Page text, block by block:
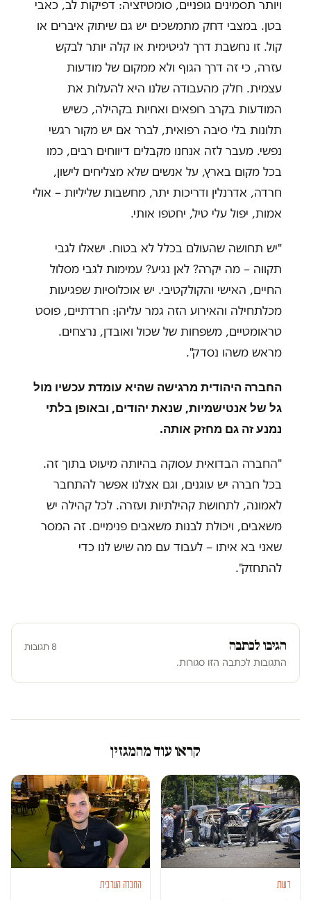
ויותר תסמינים גופניים, סומטיזציה: דפיקות לב, כאבי
בטן. במצבי דחק מתמשכים יש גם שיתוק איברים או
קול. זו נחשבת דרך לגיטימית או קלה יותר לבקש
עזרה, כי זה דרך הגוף ולא ממקום של מודעות
עצמית. חלק מהעבודה שלנו היא להעלות את
המודעות בקרב רופאים ואחיות בקהילה, כשיש
תלונות בלי סיבה רפואית, לברר אם יש מקור רגשי
נפשי. מעבר לזה אנחנו מקבלים דיווחים רבים, כמו
בכל מקום בארץ, על אנשים שלא מצליחים לישון,
חרדה, אדרנלין ודריכות יתר, מחשבות שליליות – אולי
אמות, יפול עלי טיל, יחטפו אותי.
"יש תחושה שהעולם בכלל לא בטוח. ישאלו לגבי
תקווה – מה יקרה? לאן נגיע? עמימות לגבי מסלול
החיים, האישי והקולקטיבי. יש אוכלוסיות שפגיעות
מכלתחילה והאירוע הזה גמר עליהן: חרדתיים, פוסט
טראומטיים, משפחות של שכול ואובדן, נרצחים.
מראש משהו נסדק".
החברה היהודית מרגישה שהיא עומדת עכשיו מול
גל של אנטישמיות, שנאת יהודים, ובאופן בלתי
נמנע זה גם מחזק אותה.
"החברה הבדואית עסוקה בהיותה מיעוט בתוך זה.
בכל חברה יש עוגנים, וגם אצלנו אפשר להתחבר
לאמונה, לתחושת קהילתיות ועזרה. לכל קהילה יש
משאבים, ויכולת לבנות משאבים פנימיים. זה המסר
שאני בא איתו – לעבוד עם מה שיש לנו כדי
להתחזק".
הגיבו לכתבה 8 תגובות
התגובות לכתבה הזו סגורות.
קראו עוד מהמגזין
דעות החברה הערבית